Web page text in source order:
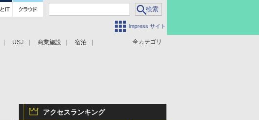
Impress サイト
全カテゴリ
USJ 商業施設 宿泊
アクセスランキング